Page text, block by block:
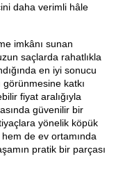
daha verimli hâle
imkânı sunan
saçlarda rahatlıkla
en iyi sonucu
görünmesine katkı
fiyat aralığıyla
güvenilir bir
yönelik köpük
de ev ortamında
pratik bir parçası